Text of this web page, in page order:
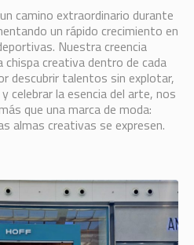
camino extraordinario durante
un rápido crecimiento en
Nuestra creencia
creativa dentro de cada
descubrir talentos sin explotar,
celebrar la esencia del arte, nos
que una marca de moda:
almas creativas se expresen.